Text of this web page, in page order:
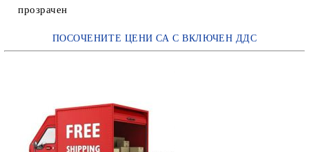
прозрачен
ПОСОЧЕНИТЕ ЦЕНИ СА С ВКЛЮЧЕН ДДС